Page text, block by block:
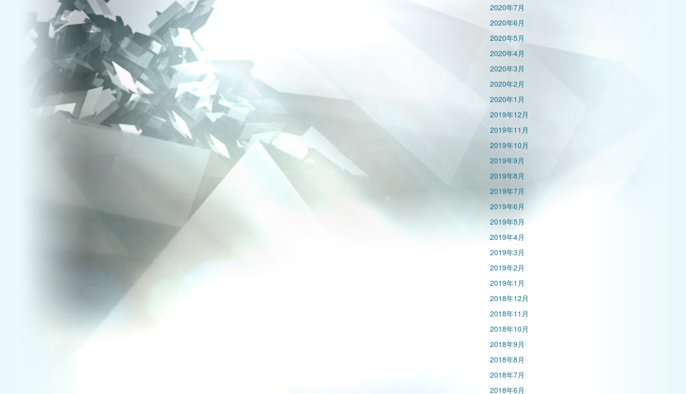
2020年7月
2020年6月
2020年5月
2020年4月
2020年3月
2020年2月
2020年1月
2019年12月
2019年11月
2019年10月
2019年9月
2019年8月
2019年7月
2019年6月
2019年5月
2019年4月
2019年3月
2019年2月
2019年1月
2018年12月
2018年11月
2018年10月
2018年9月
2018年8月
2018年7月
2018年6月